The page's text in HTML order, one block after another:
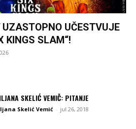
UZASTOPNO UČESTVUJE
KINGS SLAM“!
SKELIĆ VEMIČ: PITANJE
Skelić Vemić - jul 26, 2018